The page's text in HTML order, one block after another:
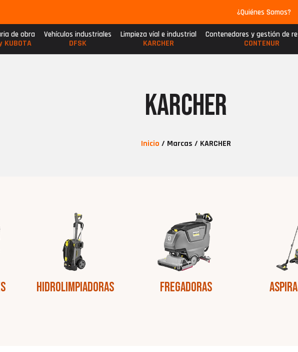
¿Quiénes Somos?
de obra
KUBOTA
Vehículos industriales
DFSK
Limpieza víal e industrial
KARCHER
Contenedores y gestión de
CONTENUR
KARCHER
Inicio / Marcas / KARCHER
Hidrolimpiadoras Fregadoras